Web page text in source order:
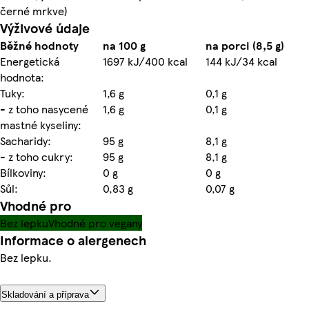
černé mrkve)
Výživové údaje
Běžné hodnoty na 100 g
na porci (8,5 g)
Energetická
hodnota:
1697 kJ/400 kcal
144 kJ/34 kcal
Tuky:
1,6 g
0,1 g
- z toho nasycené
mastné kyseliny:
1,6 g
0,1 g
Sacharidy:
95 g
8,1 g
- z toho cukry:
95 g
8,1 g
Bílkoviny:
0 g
0 g
Sůl:
0,83 g 0,07 g
Vhodné pro
Bez lepkuVhodné pro vegany
Informace o alergenech
Bez lepku.
Skladování a příprava